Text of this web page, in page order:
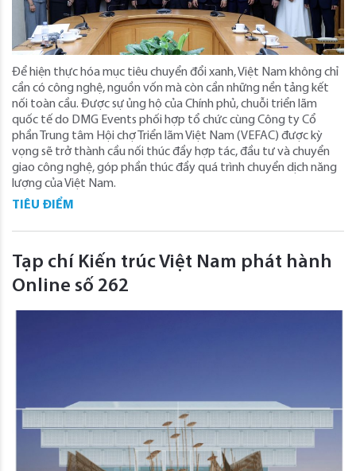
Để hiện thực hóa mục tiêu chuyển đổi xanh, Việt Nam không chỉ
cần có công nghệ, nguồn vốn mà còn cần những nền tảng kết
nối toàn cầu. Được sự ủng hộ của Chính phủ, chuỗi triển lãm
quốc tế do DMG Events phối hợp tổ chức cùng Công ty Cổ
phần Trung tâm Hội chợ Triển lãm Việt Nam (VEFAC) được kỳ
vọng sẽ trở thành cầu nối thúc đẩy hợp tác, đầu tư và chuyển
giao công nghệ, góp phần thúc đẩy quá trình chuyển dịch năng
lượng của Việt Nam.
TIÊU ĐIỂM
Tạp chí Kiến trúc Việt Nam phát hành
Online số 262